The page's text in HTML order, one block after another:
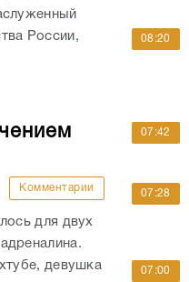
России,
Комментарии
для двух
девушка
08:20
07:42
07:28
07:00